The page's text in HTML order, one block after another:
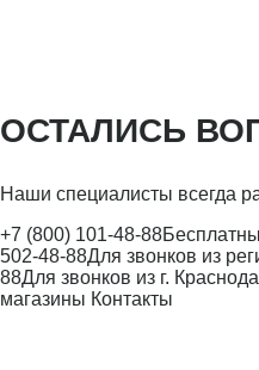
ОСТАЛИСЬ
Наши специалисты всегда
+7 (800) 101-48-88
502-48-88Для звонков из
88Для звонков из г.
магазины Контакты